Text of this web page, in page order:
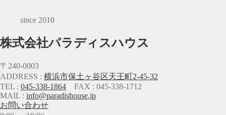
since 2010
株式会社パラディスハウス
〒240-0003
ADDRESS : 横浜市保土ヶ谷区天王町2-45-32
TEL : 045-338-1864 FAX : 045-338-1712
MAIL : info@paradishouse.jp
お問い合わせ